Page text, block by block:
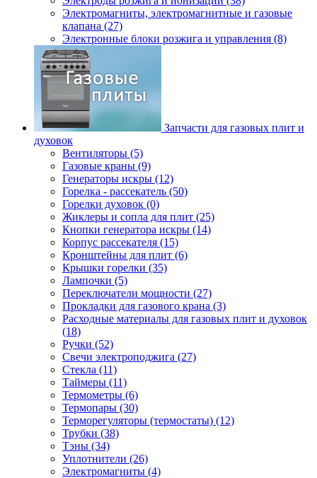
Электромагниты, электромагнитные и газовые
клапана (27)
Электронные блоки розжига и управления (8)
Запчасти для газовых плит и
духовок
Вентиляторы (5)
Газовые краны (9)
Генераторы искры (12)
Горелка - рассекатель (50)
Горелки духовок (0)
Жиклеры и сопла для плит (25)
Кнопки генератора искры (14)
Корпус рассекателя (15)
Кронштейны для плит (6)
Крышки горелки (35)
Лампочки (5)
Переключатели мощности (27)
Прокладки для газового крана (3)
Расходные материалы для газовых плит и духовок
(18)
Ручки (52)
Свечи электроподжига (27)
Стекла (11)
Таймеры (11)
Термометры (6)
Термопары (30)
Терморегуляторы (термостаты) (12)
Трубки (38)
Тэны (34)
Уплотнители (26)
Электромагниты (4)